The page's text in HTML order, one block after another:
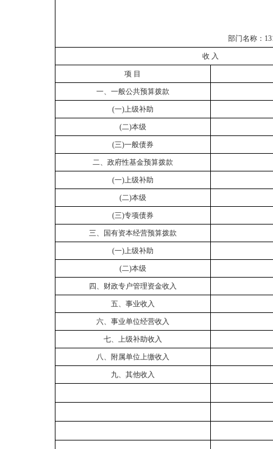
部门名称：
收 入
项 目
一、一般公共预算拨款
(一)上级补助
(二)本级
(三)一般债券
二、政府性基金预算拨款
(一)上级补助
(二)本级
(三)专项债券
三、国有资本经营预算拨款
(一)上级补助
(二)本级
四、财政专户管理资金收入
五、事业收入
六、事业单位经营收入
七、上级补助收入
八、附属单位上缴收入
九、其他收入